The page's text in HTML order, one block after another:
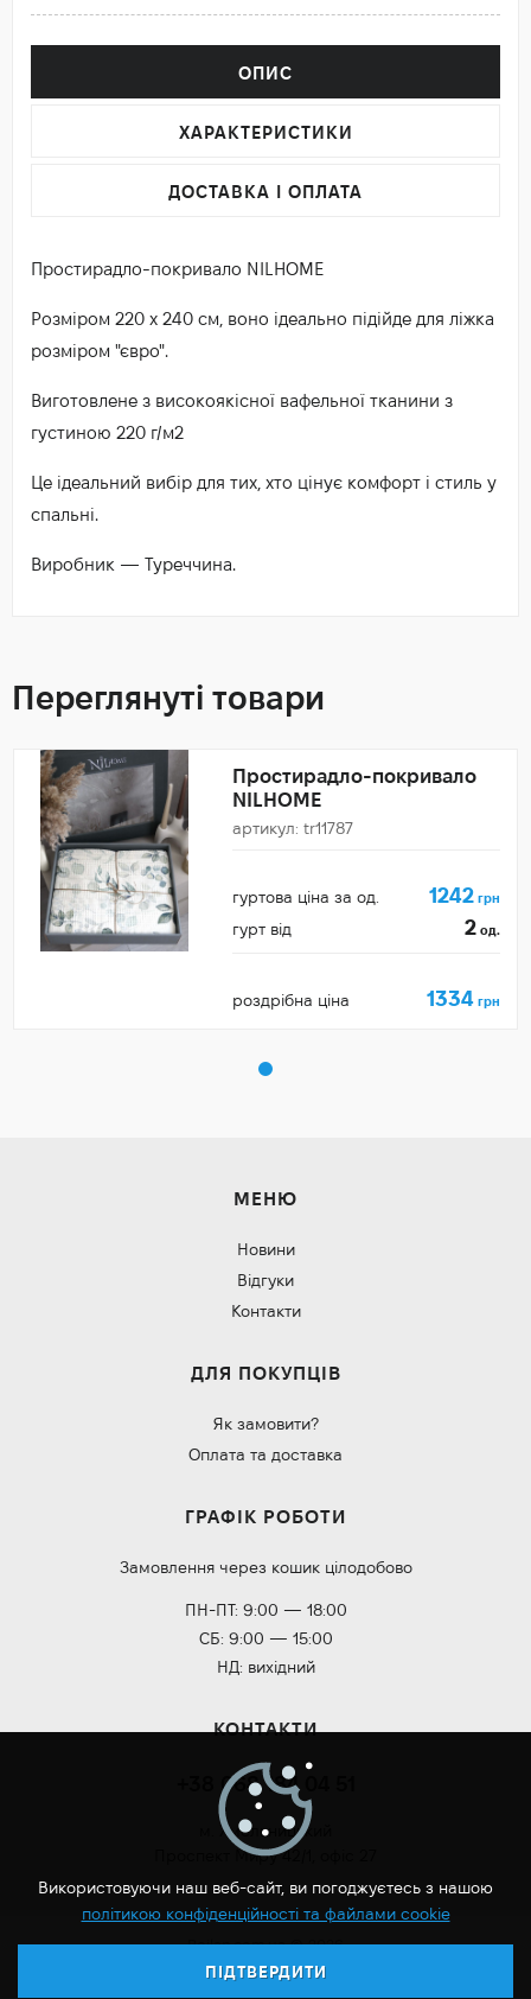
ОПИС
ХАРАКТЕРИСТИКИ
ДОСТАВКА І ОПЛАТА
Простирадло-покривало NILHOME
Розміром 220 х 240 см, воно ідеально підійде для ліжка
розміром "євро".
Виготовлене з високоякісної вафельної тканини з
густиною 220 г/м2
Це ідеальний вибір для тих, хто цінує комфорт і стиль у
спальні.
Виробник — Туреччина.
Переглянуті товари
Простирадло-покривало
NILHOME
артикул: tr11787
гуртова ціна за од. 1242 грн
гурт від 2 од.
роздрібна ціна 1334 грн
МЕНЮ
Новини
Відгуки
Контакти
ДЛЯ ПОКУПЦІВ
Як замовити?
Оплата та доставка
ГРАФІК РОБОТИ
Замовлення через кошик цілодобово
ПН-ПТ: 9:00 — 18:00
СБ: 9:00 — 15:00
НД: вихідний
КОНТАКТИ
+38 068 184 04 51
м. Хмельницький
Проспект Миру 42/1, офіс 27
Roilan.com.ua © 2026
Розробка сайту:
Використовуючи наш веб-сайт, ви погоджуєтесь з нашою
політикою конфіденційності та файлами cookie
ПІДТВЕРДИТИ